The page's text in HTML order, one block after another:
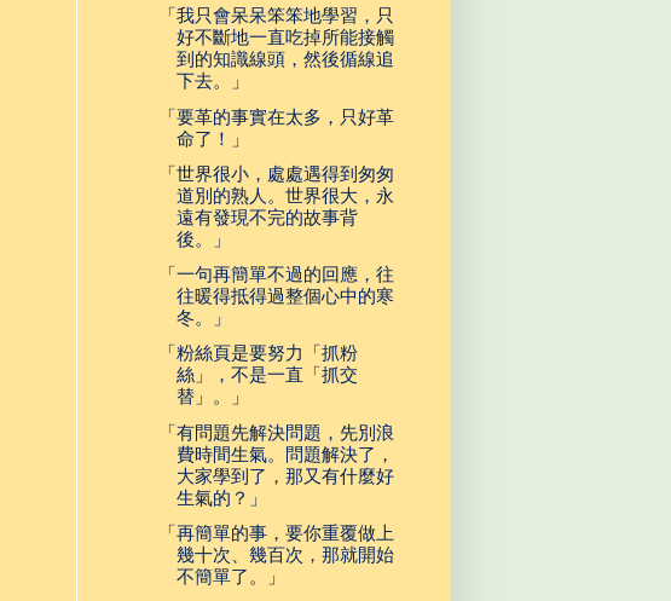
「我只會呆呆笨笨地學習，只
好不斷地一直吃掉所能接觸
到的知識線頭，然後循線追
下去。」
「要革的事實在太多，只好革
命了！」
「世界很小，處處遇得到匆匆
道別的熟人。世界很大，永
遠有發現不完的故事背
後。」
「一句再簡單不過的回應，往
往暖得抵得過整個心中的寒
冬。」
「粉絲頁是要努力「抓粉
絲」，不是一直「抓交
替」。」
「有問題先解決問題，先別浪
費時間生氣。問題解決了，
大家學到了，那又有什麼好
生氣的？」
「再簡單的事，要你重覆做上
幾十次、幾百次，那就開始
不簡單了。」